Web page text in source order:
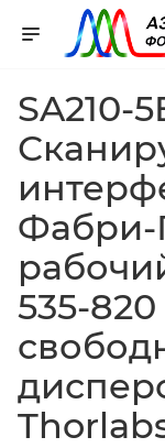
SA210-
Фабри-
535-